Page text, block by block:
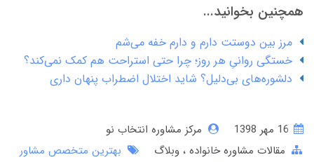
همچنین بخوانید...
مرز بین دوستت دارم و دارم خفه می‌شم
خستگی روانیِ هر روز؛ چرا حتی استراحت هم کمک نمی‌کند؟
دلشوره‌های بی‌دلیل؟ شاید اختلال اضطراب پنهان داری
مرکز مشاوره انتخاب نو
مقالات مشاوره خانواده وبلاگ
بهترین متخصص مشاور